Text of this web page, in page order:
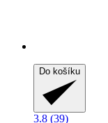
Do košíku
3.8 (39)